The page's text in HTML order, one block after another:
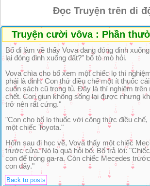
Đọc Truyện trên di
Truyện cười vôva : Phần
Bố đi làm về thấy Vova đang đóng đinh
lại đóng đinh xuống đất?" bố tò mò hỏi.
Vova chìa cho bố xem một chiếc lọ thí
phải là đinh. Con thử điều chế một ít thuốc
cuốn sách cũ trong tủ. Đây là thí nghiệm trên
chết. Con giun không sống lại được nhưng
trở nên rất cứng."
"Con cho bố lọ thuốc với công thức điều
một chiếc Toyota."
Hôm sau đi học về, Vova thấy một chiếc
trước cửa. Nó lạ quá hỏi bố. Bố trả lời:
con để trong ga-ra. Còn chiếc Mecedes
con đấy."
Back to posts